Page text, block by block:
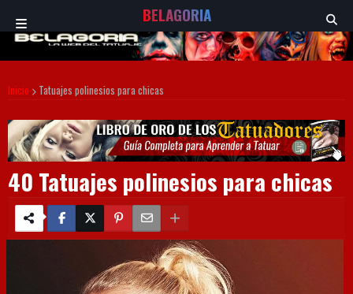
BELAGORIA
Inicio Tatuajes polinesios para chicas
40 Tatuajes polinesios para chicas